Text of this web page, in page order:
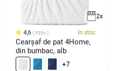
2x
4,6 359x în stoc
Cearșaf de pat 4Home,
din bumbac, alb
+7